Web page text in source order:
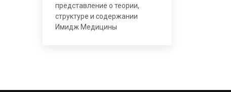
представление о теории,
структуре и содержании
Имидж Медицины